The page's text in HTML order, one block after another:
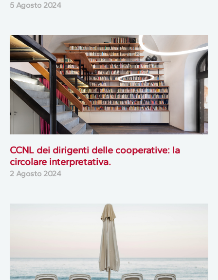
5 Agosto 2024
CCNL dei dirigenti delle cooperative: la
circolare interpretativa.
2 Agosto 2024